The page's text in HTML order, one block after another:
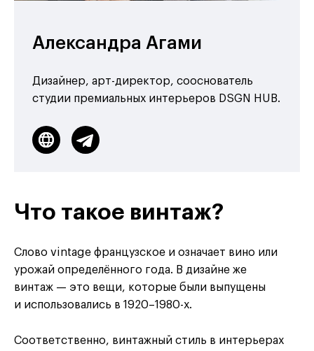
Александра Агами
Дизайнер, арт-директор, сооснователь
студии премиальных интерьеров DSGN HUB.
Что такое винтаж?
Слово vintage французское и означает вино или
урожай определённого года. В дизайне же
винтаж — это вещи, которые были выпущены
и использовались в 1920–1980-х.
Соответственно, винтажный стиль в интерьерах